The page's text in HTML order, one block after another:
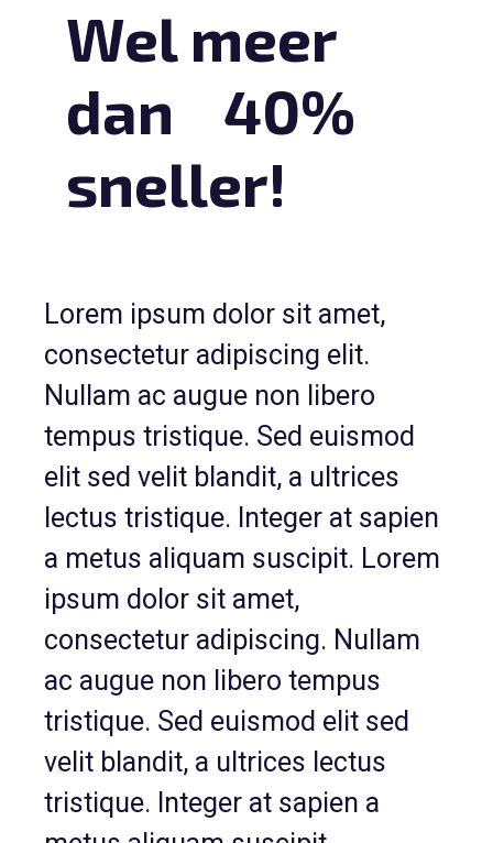
Wel meer
dan 40%
sneller!
Lorem ipsum dolor sit amet,
consectetur adipiscing elit.
Nullam ac augue non libero
tempus tristique. Sed euismod
elit sed velit blandit, a ultrices
lectus tristique. Integer at sapien
a metus aliquam suscipit. Lorem
ipsum dolor sit amet,
consectetur adipiscing. Nullam
ac augue non libero tempus
tristique. Sed euismod elit sed
velit blandit, a ultrices lectus
tristique. Integer at sapien a